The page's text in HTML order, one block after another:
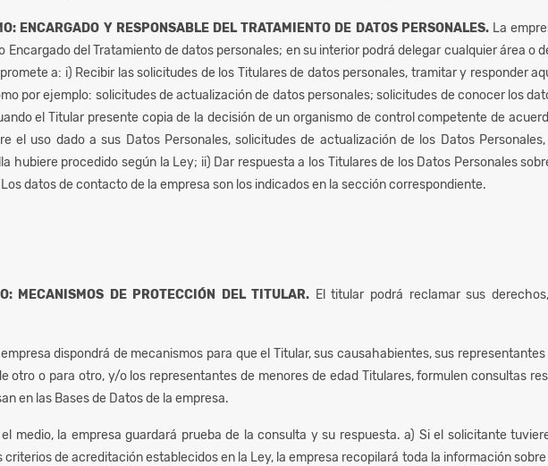
ENCARGADO Y RESPONSABLE DEL TRATAMIENTO DE DATOS PERSONALES.La
Encargado del Tratamiento de datos personales; en su interior podrá delegar cualquier área o
a: i) Recibir las solicitudes de los Titulares de datos personales, tramitar y responder
por ejemplo: solicitudes de actualización de datos personales; solicitudes de conocer los
el Titular presente copia de la decisión de un organismo de control competente de
el uso dado a sus Datos Personales, solicitudes de actualización de los Datos
hubiere procedido según la Ley; ii) Dar respuesta a los Titulares de los Datos Personales
datos de contacto de la empresa son los indicados en la sección correspondiente.
MECANISMOS DE PROTECCIÓN DEL TITULAR. El titular podrá reclamar sus
dispondrá de mecanismos para que el Titular, sus causahabientes, sus
otro o para otro, y/o los representantes de menores de edad Titulares, formulen consultas
en las Bases de Datos de la empresa.
medio, la empresa guardará prueba de la consulta y su respuesta. a) Si el solicitante
de acreditación establecidos en la Ley, la empresa recopilará toda la información